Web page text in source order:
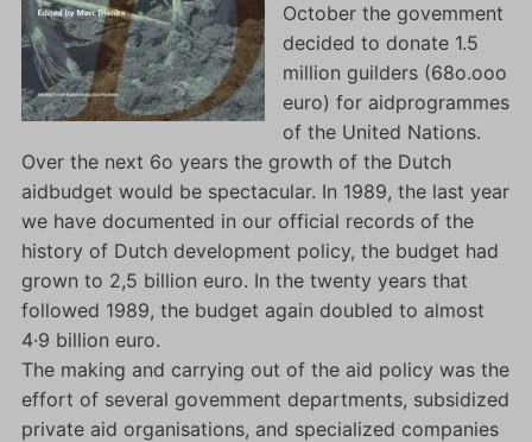
October the govemment
decided to donate 1.5
million guilders (68o.ooo
euro) for aidprogrammes
of the United Nations.
Over the next 6o years the growth of the Dutch
aidbudget would be spectacular. In 1989, the last year
we have documented in our official records of the
history of Dutch development policy, the budget had
grown to 2,5 billion euro. In the twenty years that
followed 1989, the budget again doubled to almost
4·9 billion euro.
The making and carrying out of the aid policy was the
effort of several govemment departments, subsidized
private aid organisations, and specialized companies